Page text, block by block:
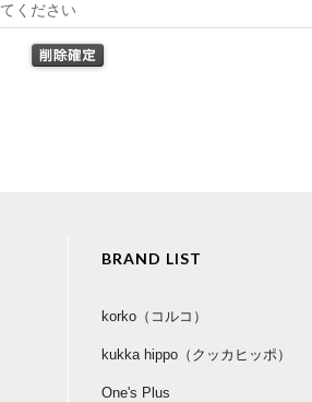
ください
BRAND LIST
korko（コルコ）
kukka hippo（クッカヒッポ）
One's Plus